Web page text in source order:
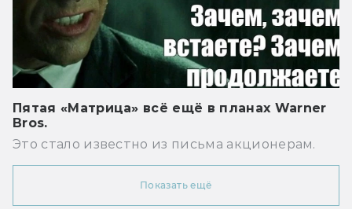
Пятая «Матрица» всё ещё в планах Warner
Bros.
Это стало известно из письма акционерам.
Показать ещё